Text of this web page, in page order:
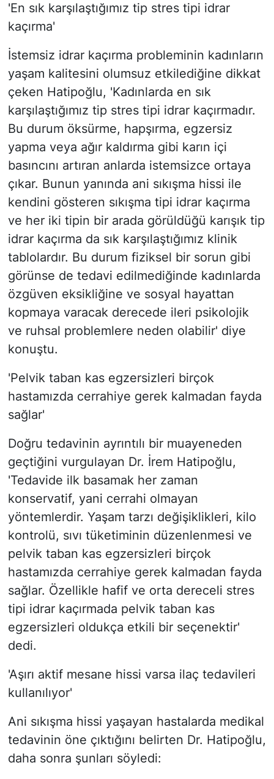
'En sık karşılaştığımız tip stres tipi idrar
kaçırma'
İstemsiz idrar kaçırma probleminin kadınların
yaşam kalitesini olumsuz etkilediğine dikkat
çeken Hatipoğlu, 'Kadınlarda en sık
karşılaştığımız tip stres tipi idrar kaçırmadır.
Bu durum öksürme, hapşırma, egzersiz
yapma veya ağır kaldırma gibi karın içi
basıncını artıran anlarda istemsizce ortaya
çıkar. Bunun yanında ani sıkışma hissi ile
kendini gösteren sıkışma tipi idrar kaçırma
ve her iki tipin bir arada görüldüğü karışık tip
idrar kaçırma da sık karşılaştığımız klinik
tablolardır. Bu durum fiziksel bir sorun gibi
görünse de tedavi edilmediğinde kadınlarda
özgüven eksikliğine ve sosyal hayattan
kopmaya varacak derecede ileri psikolojik
ve ruhsal problemlere neden olabilir' diye
konuştu.
'Pelvik taban kas egzersizleri birçok
hastamızda cerrahiye gerek kalmadan fayda
sağlar'
Doğru tedavinin ayrıntılı bir muayeneden
geçtiğini vurgulayan Dr. İrem Hatipoğlu,
'Tedavide ilk basamak her zaman
konservatif, yani cerrahi olmayan
yöntemlerdir. Yaşam tarzı değişiklikleri, kilo
kontrolü, sıvı tüketiminin düzenlenmesi ve
pelvik taban kas egzersizleri birçok
hastamızda cerrahiye gerek kalmadan fayda
sağlar. Özellikle hafif ve orta dereceli stres
tipi idrar kaçırmada pelvik taban kas
egzersizleri oldukça etkili bir seçenektir'
dedi.
'Aşırı aktif mesane hissi varsa ilaç tedavileri
kullanılıyor'
Ani sıkışma hissi yaşayan hastalarda medikal
tedavinin öne çıktığını belirten Dr. Hatipoğlu,
daha sonra şunları söyledi: